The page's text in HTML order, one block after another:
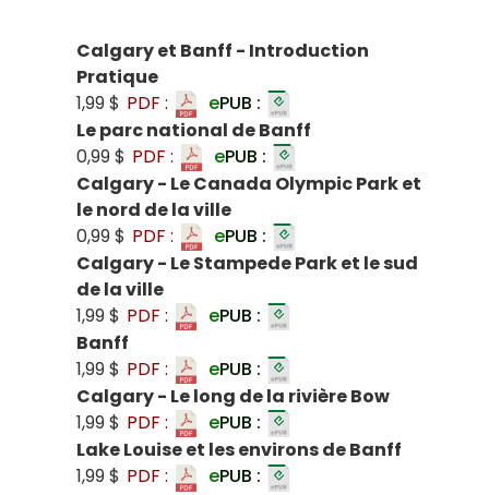
Calgary et Banff - Introduction
Pratique
1,99 $ PDF : ePUB :
Le parc national de Banff
0,99 $ PDF : ePUB :
Calgary - Le Canada Olympic Park et
le nord de la ville
0,99 $ PDF : ePUB :
Calgary - Le Stampede Park et le sud
de la ville
1,99 $ PDF : ePUB :
Banff
1,99 $ PDF : ePUB :
Calgary - Le long de la rivière Bow
1,99 $ PDF : ePUB :
Lake Louise et les environs de Banff
1,99 $ PDF : ePUB :